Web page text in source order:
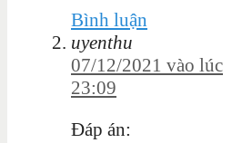
Bình luận
uyenthu
07/12/2021 vào lúc
23:09
Đáp án: